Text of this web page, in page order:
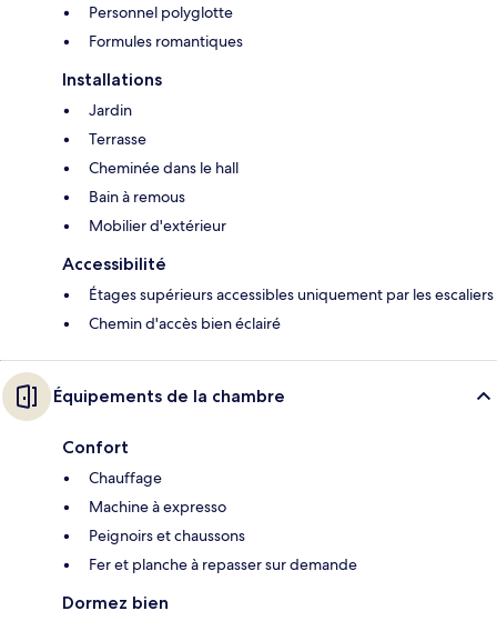
Personnel polyglotte
Formules romantiques
Installations
Jardin
Terrasse
Cheminée dans le hall
Bain à remous
Mobilier d'extérieur
Accessibilité
Étages supérieurs accessibles uniquement par les escaliers
Chemin d'accès bien éclairé
Équipements de la chambre
Confort
Chauffage
Machine à expresso
Peignoirs et chaussons
Fer et planche à repasser sur demande
Dormez bien